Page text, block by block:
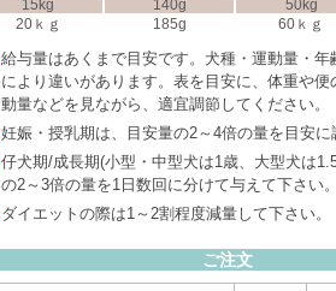
15kg
140g
50kg
20ｋｇ
185g 60ｋｇ
給与量はあくまで目安です。犬種・運動量・年
により違いがあります。表を目安に、体重や
動量などを見ながら、適宜調節してください。
妊娠・授乳期は、目安量の2～4倍の量を目安
仔犬期/成長期(小型・中型犬は1歳、大型犬は
の2～3倍の量を1日数回に分けて与えて下さい
ダイエットの際は1～2割程度減量して下さい。
ご注文